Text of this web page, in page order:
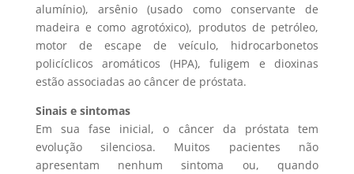
alumínio), arsênio (usado como conservante de
madeira e como agrotóxico), produtos de petróleo,
motor de escape de veículo, hidrocarbonetos
policíclicos aromáticos (HPA), fuligem e dioxinas
estão associadas ao câncer de próstata.
Sinais e sintomas
Em sua fase inicial, o câncer da próstata tem
evolução silenciosa. Muitos pacientes não
apresentam nenhum sintoma ou, quando